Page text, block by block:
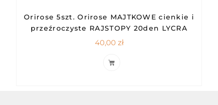
Orirose 5szt. Orirose MAJTKOWE cienkie i
przeźroczyste RAJSTOPY 20den LYCRA
40,00 zł